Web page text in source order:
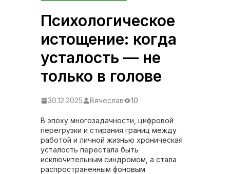
Психологическое
истощение: когда
усталость — не
только в голове
30.12.2025 Вячеслав 10
В эпоху многозадачности, цифровой
перегрузки и стирания границ между
работой и личной жизнью хроническая
усталость перестала быть
исключительным синдромом, а стала
распространенным фоновым